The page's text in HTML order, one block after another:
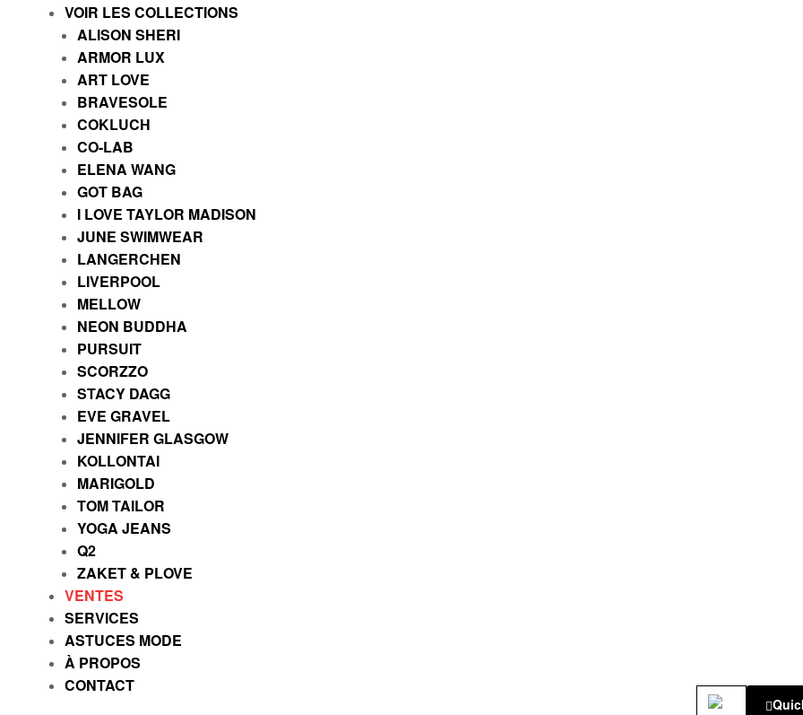
VOIR LES COLLECTIONS
ALISON SHERI
ARMOR LUX
ART LOVE
BRAVESOLE
COKLUCH
CO-LAB
ELENA WANG
GOT BAG
I LOVE TAYLOR MADISON
JUNE SWIMWEAR
LANGERCHEN
LIVERPOOL
MELLOW
NEON BUDDHA
PURSUIT
SCORZZO
STACY DAGG
EVE GRAVEL
JENNIFER GLASGOW
KOLLONTAI
MARIGOLD
TOM TAILOR
YOGA JEANS
Q2
ZAKET & PLOVE
VENTES
SERVICES
ASTUCES MODE
À PROPOS
CONTACT